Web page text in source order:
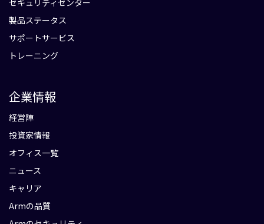
セキュリティセンター
製品ステータス
サポートサービス
トレーニング
企業情報
経営陣
投資家情報
オフィス一覧
ニュース
キャリア
Armの品質